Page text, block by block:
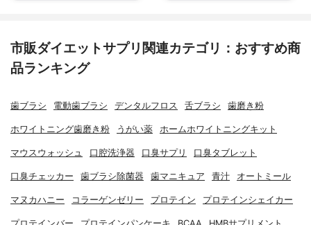
市販ダイエットサプリ関連カテゴリ：おすすめ商
品ランキング
歯ブラシ 電動歯ブラシ デンタルフロス 舌ブラシ 歯磨き粉
ホワイトニング歯磨き粉 うがい薬 ホームホワイトニングキット
マウスウォッシュ 口腔洗浄器 口臭サプリ 口臭タブレット
口臭チェッカー 歯ブラシ除菌器 歯マニキュア 青汁 オートミール
マヌカハニー コラーゲンゼリー プロテイン プロテインシェイカー